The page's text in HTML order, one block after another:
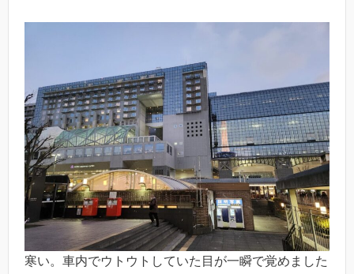
寒い。車内でウトウトしていた目が一瞬で覚めました